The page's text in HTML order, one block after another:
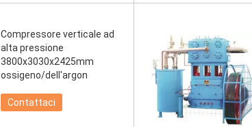
Compressore verticale ad
alta pressione
3800x3030x2425mm
ossigeno/dell'argon
Contattaci